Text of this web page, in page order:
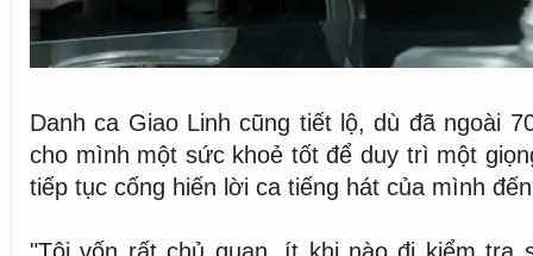
Danh ca Giao Linh cũng tiết lộ, dù đã ngoài
cho mình một sức khoẻ tốt để duy trì một
tiếp tục cống hiến lời ca tiếng hát của mình